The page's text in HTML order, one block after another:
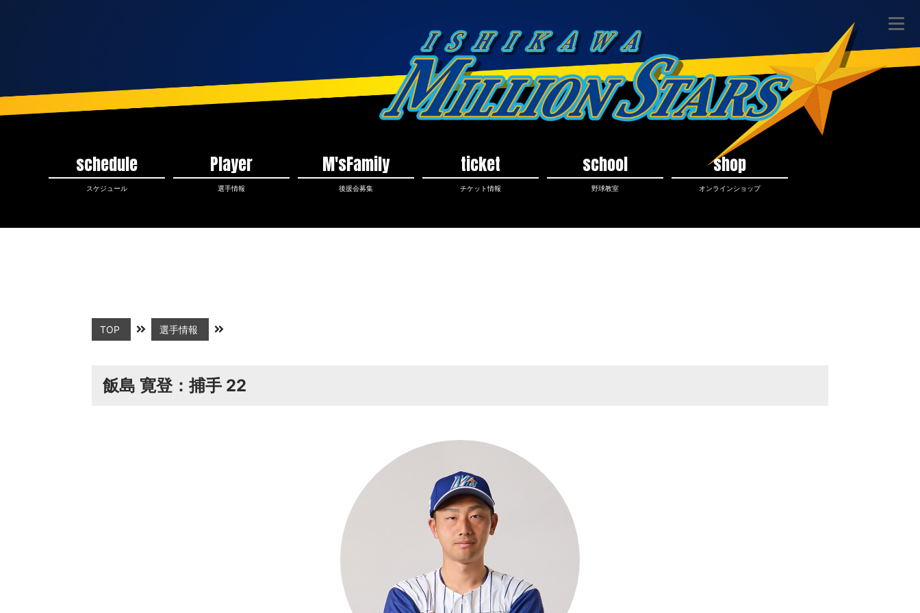
schedule
スケジュール
Player
選手情報
M'sFamily
後援会募集
ticket
チケット情報
school
野球教室
shop
オンラインショップ
TOP 選手情報
飯島 寛登：捕手 22